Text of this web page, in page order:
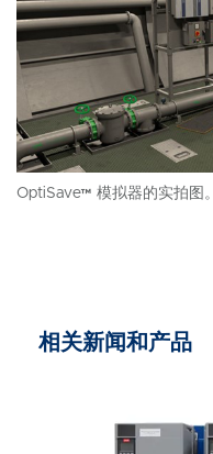
OptiSave™ 模拟器的实拍图。
相关新闻和产品